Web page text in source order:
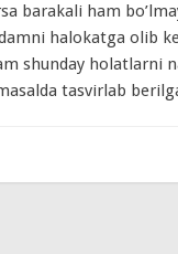
barakali ham
halokatga olib
shunday holatlarni
tasvirlab